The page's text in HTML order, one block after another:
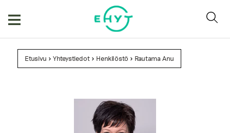
Etusivu > Yhteystiedot> Henkilöstö > Rautama Anu